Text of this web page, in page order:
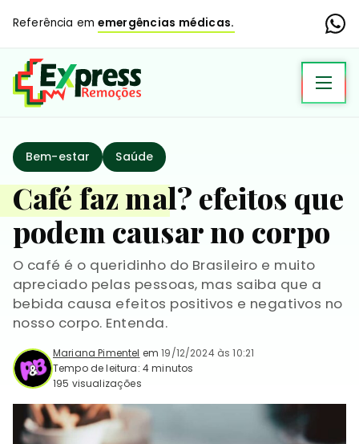
Referência ememergências médicas.
Bem-estar Saúde
Café faz mal? efeitos que
podem causar no corpo
O café é o queridinho do Brasileiro e muito
apreciado pelas pessoas, mas saiba que a
bebida causa efeitos positivos e negativos no
nosso corpo. Entenda.
Mariana Pimentel em19/12/2024 às 10:21
Tempo de leitura: 4 minutos
195 visualizações